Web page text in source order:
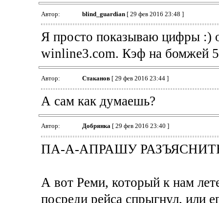
Автор: blind_guardian[ 29 фев 2016 23:48 ]
Я просто показываю цифры :)
winline3.com. Кэф на бомжей
Автор: Cтаканов[ 29 фев 2016 23:44 ]
А сам как думаешь?
Автор: Добрянка[ 29 фев 2016 23:40 ]
ПА-А-АПРАШУ
А вот Реми, который к нам
посреди рейса спрыгнул, или